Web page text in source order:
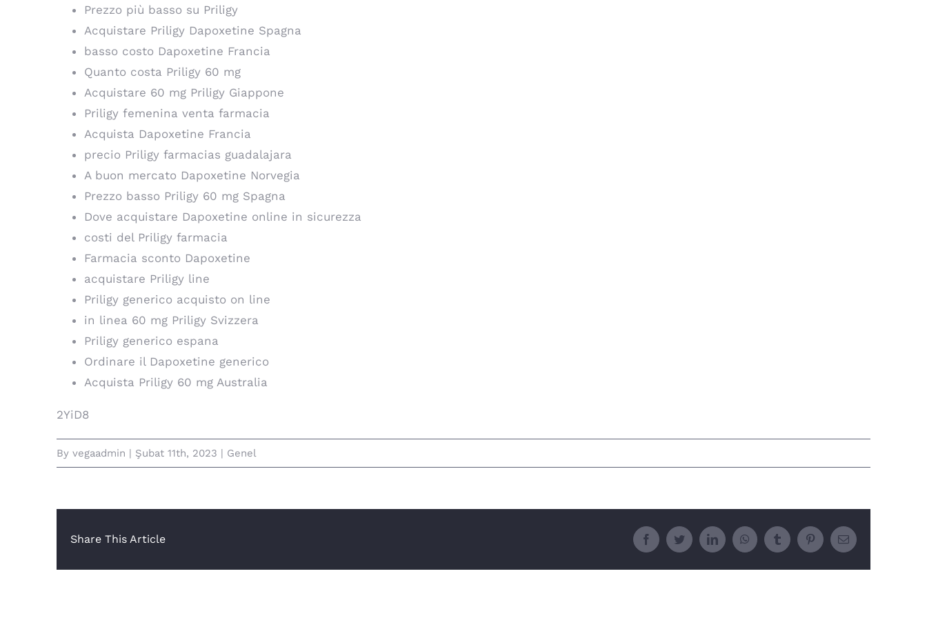
Prezzo più basso su Priligy
Acquistare Priligy Dapoxetine Spagna
basso costo Dapoxetine Francia
Quanto costa Priligy 60 mg
Acquistare 60 mg Priligy Giappone
Priligy femenina venta farmacia
Acquista Dapoxetine Francia
precio Priligy farmacias guadalajara
A buon mercato Dapoxetine Norvegia
Prezzo basso Priligy 60 mg Spagna
Dove acquistare Dapoxetine online in sicurezza
costi del Priligy farmacia
Farmacia sconto Dapoxetine
acquistare Priligy line
Priligy generico acquisto on line
in linea 60 mg Priligy Svizzera
Priligy generico espana
Ordinare il Dapoxetine generico
Acquista Priligy 60 mg Australia
2YiD8
By vegaadmin | Şubat 11th, 2023 | Genel
Share This Article FacebookTwitterLinkedInWhatsAppTumblr PinterestE-
posta